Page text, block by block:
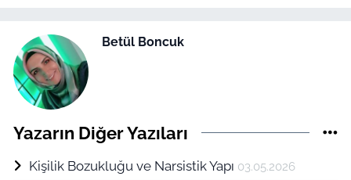
Betül Boncuk
Yazarın Diğer Yazıları
Kişilik Bozukluğu ve Narsistik Yapı 03.05.2026